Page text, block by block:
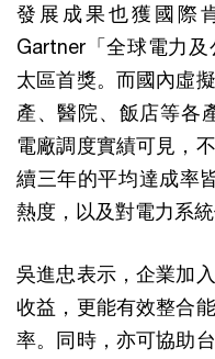
發展成果也獲國際
Gartner「全球電力
太區首獎。而國內虛
產、醫院、飯店等各
電廠調度實績可見，
續三年的平均達成率
熱度，以及對電力系統
吳進忠表示，企業加
收益，更能有效整合
率。同時，亦可協助